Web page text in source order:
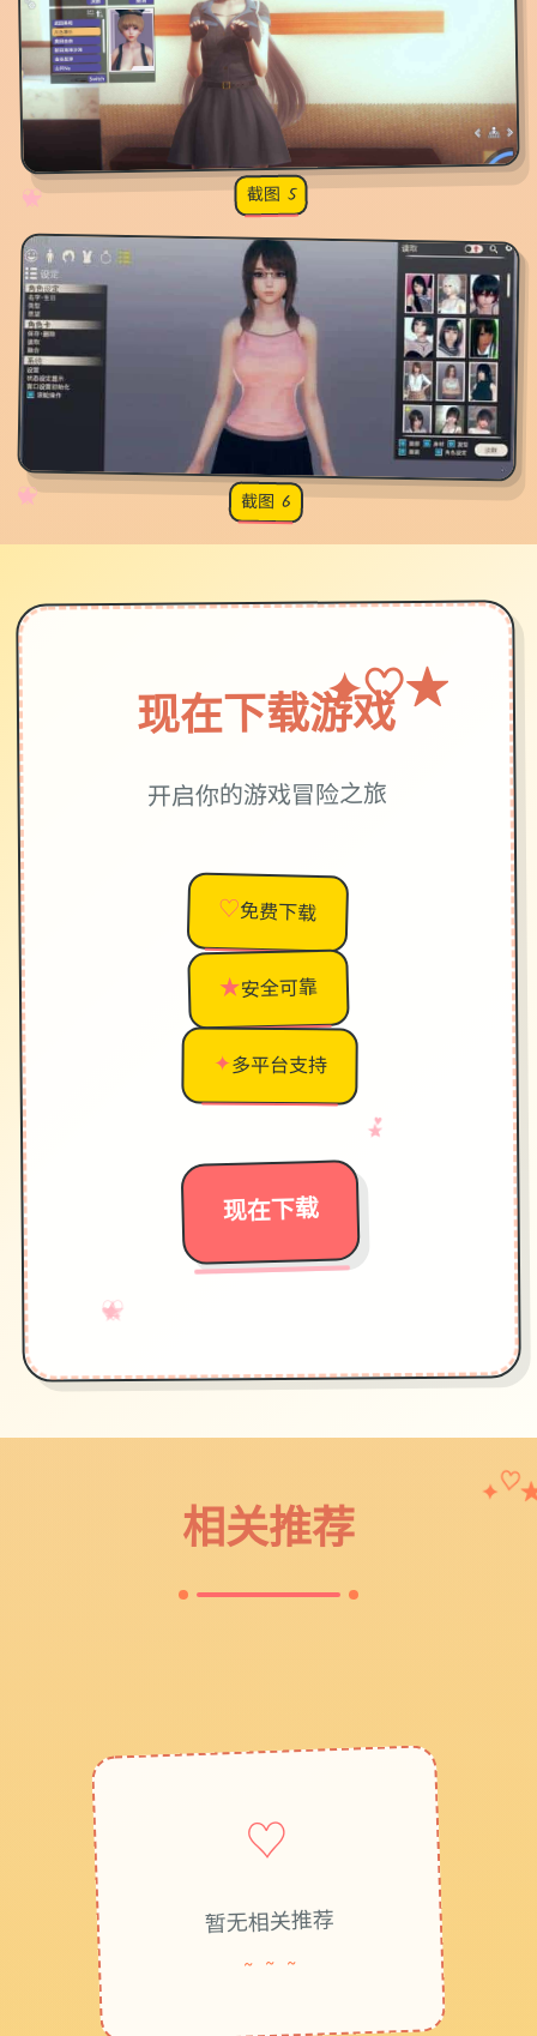
✧
♡
★
♥ 截图 5
✧
♡
★
♥ 截图 6
现在下载游戏
✦♡★
开启你的游戏冒险之旅
♡免费下载
★安全可靠
✦多平台支持
现在下载
→
♥
★
✧
♡
★
♥
→
✦
相关推荐
✦♡
♡
暂无相关推荐
~ ~ ~